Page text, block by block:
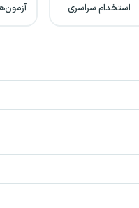
استخدام سراسری